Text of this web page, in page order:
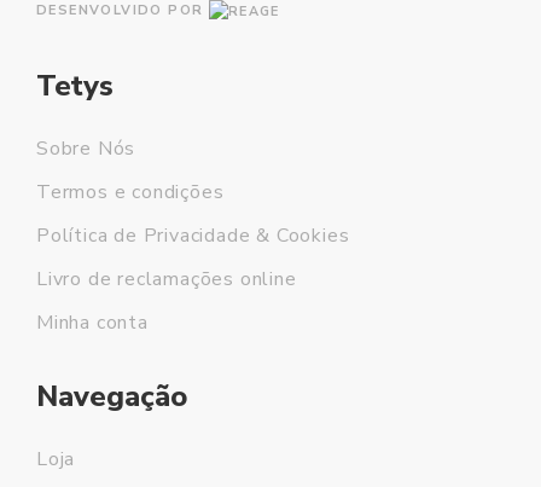
DESENVOLVIDO POR
Tetys
Sobre Nós
Termos e condições
Política de Privacidade & Cookies
Livro de reclamações online
Minha conta
Navegação
Loja